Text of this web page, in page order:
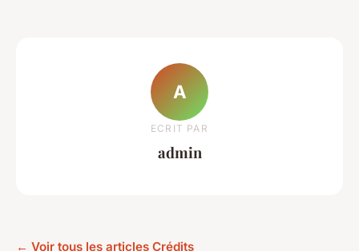
A
ECRIT PAR
admin
← Voir tous les articles Crédits